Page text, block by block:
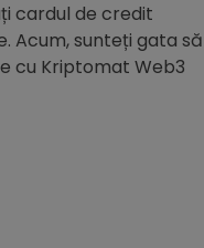
cardul de credit
Acum, sunteți gata să
cu Kriptomat Web3